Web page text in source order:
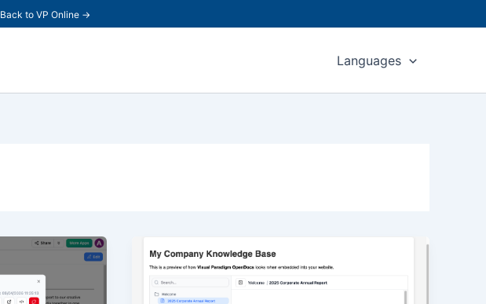
Back to VP Online →
Languages